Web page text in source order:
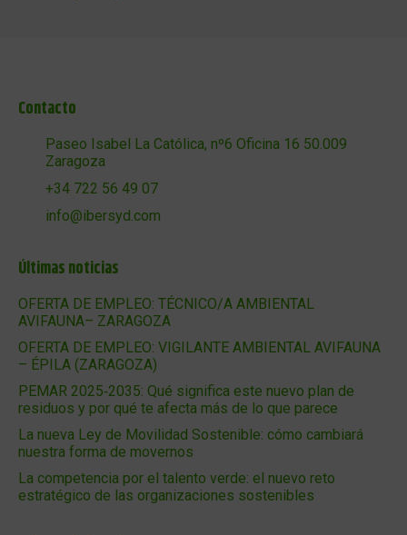
Contacto
Paseo Isabel La Católica, nº6 Oficina 16 50.009
Zaragoza
+34 722 56 49 07
info@ibersyd.com
Últimas noticias
OFERTA DE EMPLEO: TÉCNICO/A AMBIENTAL
AVIFAUNA– ZARAGOZA
OFERTA DE EMPLEO: VIGILANTE AMBIENTAL AVIFAUNA
– ÉPILA (ZARAGOZA)
PEMAR 2025‑2035: Qué significa este nuevo plan de
residuos y por qué te afecta más de lo que parece
La nueva Ley de Movilidad Sostenible: cómo cambiará
nuestra forma de movernos
La competencia por el talento verde: el nuevo reto
estratégico de las organizaciones sostenibles